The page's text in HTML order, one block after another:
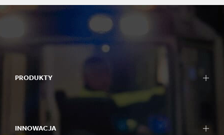
PRODUKTY
INNOWACJA